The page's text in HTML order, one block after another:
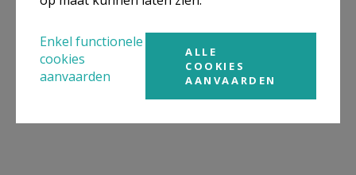
Enkel functionele
cookies
aanvaarden
ALLE
COOKIES
AANVAARDEN